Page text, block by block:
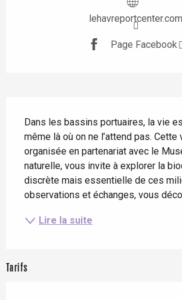
lehavreportcenter.com
Page Facebook
Dans les bassins portuaires, la vie
même là où on ne l’attend pas.
organisée en partenariat avec le
naturelle, vous invite à explorer la
discrète mais essentielle de ces
observations et échanges, vous
Lire la suite
Tarifs